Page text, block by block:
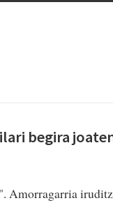
begira
Amorragarria